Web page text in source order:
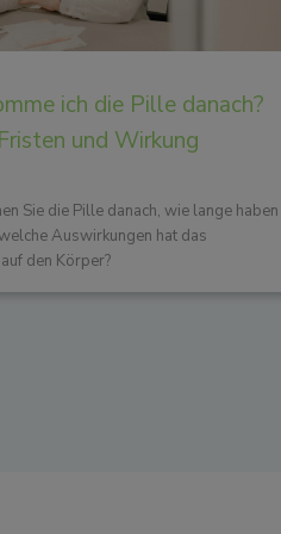
ich die Pille danach?
und Wirkung
Sie die Pille danach, wie lange haben
Auswirkungen hat das
den Körper?